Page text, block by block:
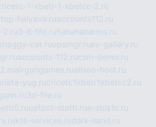
1-xbetr-1-xbetcc-2.ru
top-halyava.ruaccounts112.ru
2.ru3-d-file.ru hahahaharms.ru
cat.ruopsmgr.ruev-gallery.ru
accounts-112.rucsm-demo.ru
airgungames.ruallseo-host.ru
yug.rucricetc1xbetr1xbetcc2.ru
3d-file.ru
uafoot-statti.rue-abis1c.ru
kts-services.rudark-sand.ru